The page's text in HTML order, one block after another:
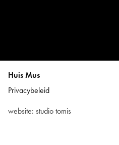
Huis Mus
Privacybeleid
website: studio tomis